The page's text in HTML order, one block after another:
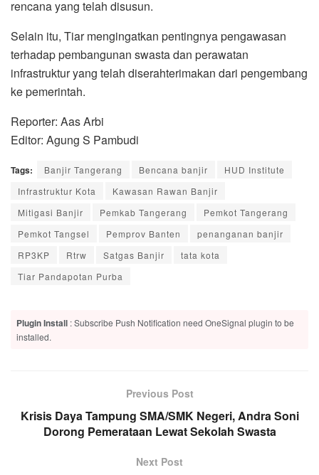
rencana yang telah disusun.
Selain itu, Tiar mengingatkan pentingnya pengawasan
terhadap pembangunan swasta dan perawatan
infrastruktur yang telah diserahterimakan dari pengembang
ke pemerintah.
Reporter: Aas Arbi
Editor: Agung S Pambudi
Tags: Banjir Tangerang Bencana banjir
HUD Institute
Infrastruktur Kota
Kawasan Rawan Banjir
Mitigasi Banjir
Pemkab Tangerang
Pemkot Tangerang
Pemkot Tangsel
Pemprov Banten
penanganan banjir
RP3KP
Rtrw Satgas Banjir
tata kota
Tiar Pandapotan Purba
Plugin Install : Subscribe Push Notification need OneSignal plugin to be
installed.
Previous Post
Krisis Daya Tampung SMA/SMK Negeri, Andra Soni
Dorong Pemerataan Lewat Sekolah Swasta
Next Post